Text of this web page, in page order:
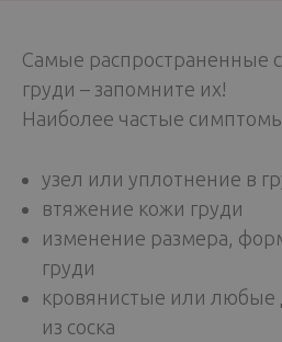
Самые распространенные
груди – запомните их!
Наиболее частые
узел или уплотнение в
втяжение кожи груди
изменение размера,
груди
кровянистые или любые
из соска